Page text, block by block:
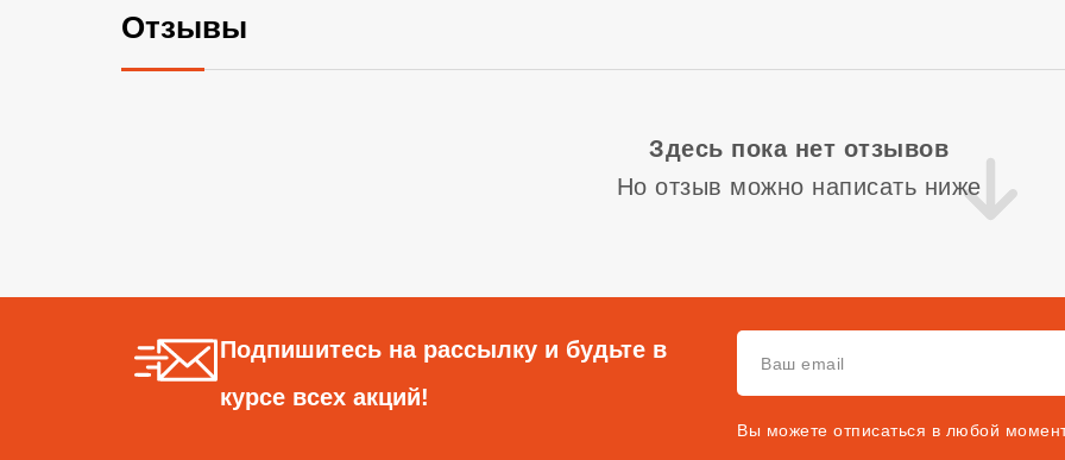
Отзывы
Здесь пока нет отзывов
Но отзыв можно написать ниже
Подпишитесь на рассылку и будьте в
курсе всех акций!
Вы можете отписаться в любой